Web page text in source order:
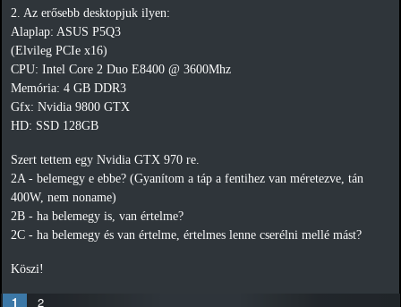
2. Az erősebb desktopjuk ilyen:
Alaplap: ASUS P5Q3
(Elvileg PCIe x16)
CPU: Intel Core 2 Duo E8400 @ 3600Mhz
Memória: 4 GB DDR3
Gfx: Nvidia 9800 GTX
HD: SSD 128GB
Szert tettem egy Nvidia GTX 970 re.
2A - belemegy e ebbe? (Gyanítom a táp a fentihez van méretezve, tán
400W, nem noname)
2B - ha belemegy is, van értelme?
2C - ha belemegy és van értelme, értelmes lenne cserélni mellé mást?
Köszi!
1 2